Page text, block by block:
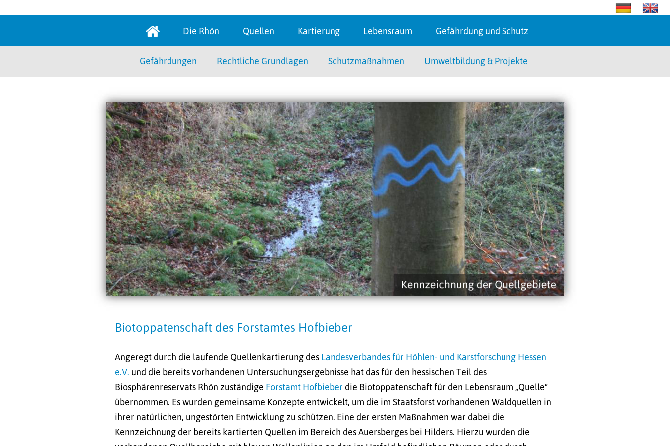
Die Rhön Quellen Kartierung Lebensraum Gefährdung und Schutz
Gefährdungen Rechtliche Grundlagen Schutzmaßnahmen Umweltbildung & Projekte
Biotoppatenschaft des Forstamtes Hofbieber
Angeregt durch die laufende Quellenkartierung des Landesverbandes für Höhlen- und Karstforschung Hessen
e.V. und die bereits vorhandenen Untersuchungsergebnisse hat das für den hessischen Teil des
Biosphärenreservats Rhön zuständige Forstamt Hofbieber die Biotoppatenschaft für den Lebensraum „Quelle“
übernommen. Es wurden gemeinsame Konzepte entwickelt, um die im Staatsforst vorhandenen Waldquellen in
ihrer natürlichen, ungestörten Entwicklung zu schützen. Eine der ersten Maßnahmen war dabei die
Kennzeichnung der bereits kartierten Quellen im Bereich des Auersberges bei Hilders. Hierzu wurden die